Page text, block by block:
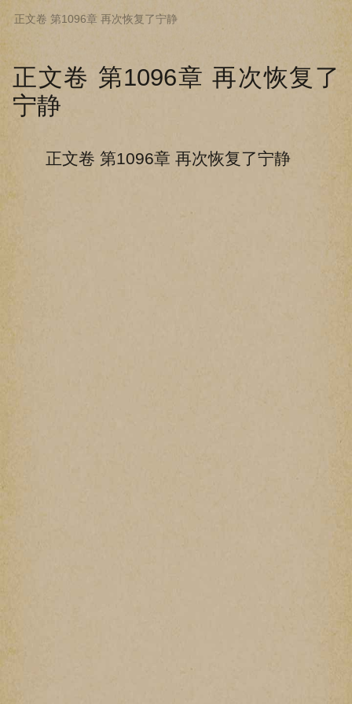
下拉阅读上一章
正文卷 第1096章 再次恢复了
宁静
正文卷 第1096章 再次恢复了宁静
正文卷 第1096章 再次恢复了宁静